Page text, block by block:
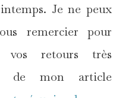
Je ne peux
remercier pour
vos retours très
de mon article